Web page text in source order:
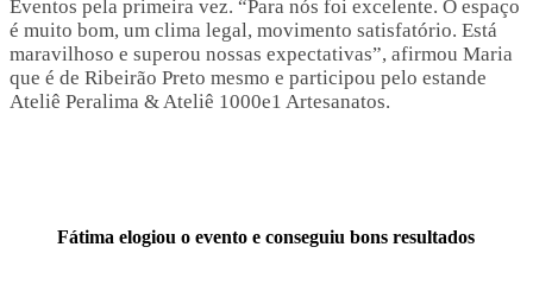
Eventos pela primeira vez. “Para nós foi excelente. O espaço
é muito bom, um clima legal, movimento satisfatório. Está
maravilhoso e superou nossas expectativas”, afirmou Maria
que é de Ribeirão Preto mesmo e participou pelo estande
Ateliê Peralima & Ateliê 1000e1 Artesanatos.
Fátima elogiou o evento e conseguiu bons resultados